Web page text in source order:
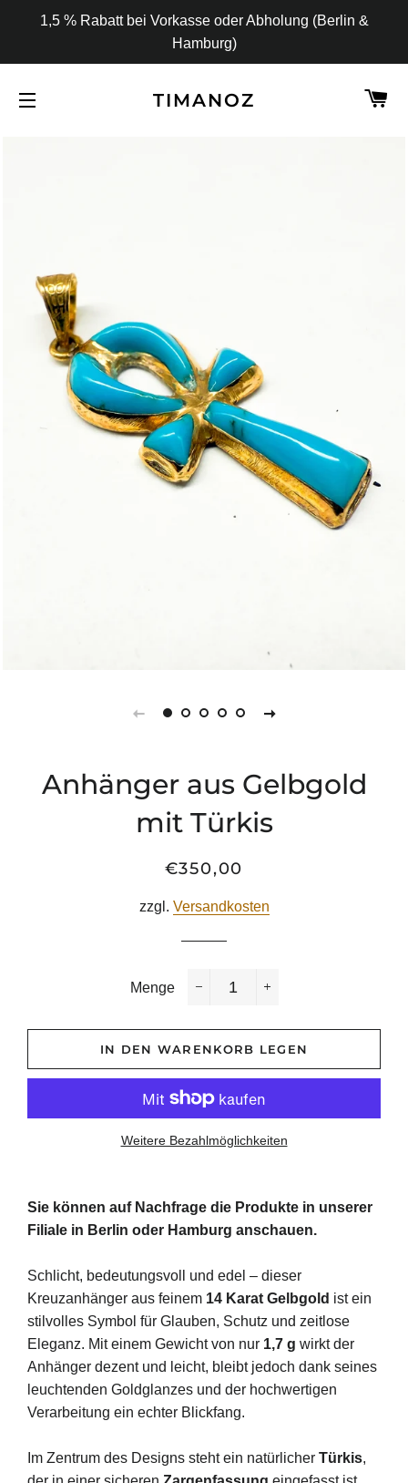
1,5 % Rabatt bei Vorkasse oder Abholung (Berlin &
Hamburg)
TIMANOZ
Anhänger aus Gelbgold
mit Türkis
Normaler
Sonderpreis
€350,00
zzgl. Versandkosten
Menge
IN DEN WARENKORB LEGEN
Weitere Bezahlmöglichkeiten
Sie können auf Nachfrage die Produkte in unserer
Filiale in Berlin oder Hamburg anschauen.
Schlicht, bedeutungsvoll und edel – dieser
Kreuzanhänger aus feinem 14 Karat Gelbgold istein
stilvolles Symbol für Glauben, Schutz und zeitlose
Eleganz. Miteinem Gewichtvon nur 1,7 g wirktder
Anhänger dezent und leicht, bleibt jedoch dank seines
leuchtenden Goldglanzes und der hochwertigen
Verarbeitung ein echter Blickfang.
Im Zentrum des Designs stehtein natürlicher Türkis,